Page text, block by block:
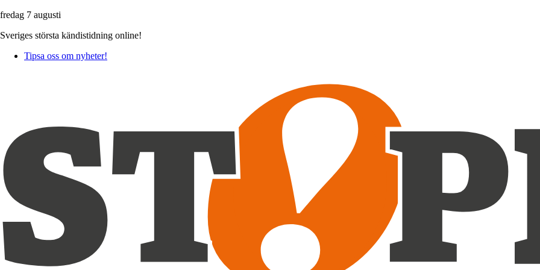
fredag 7 augusti
Sveriges största kändistidning online!
Tipsa oss om nyheter!